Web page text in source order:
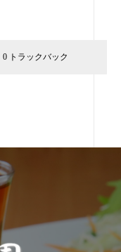
0 トラックバック